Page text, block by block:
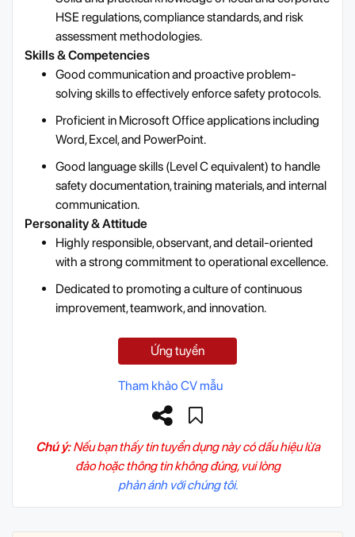
HSE regulations, compliance standards, and risk
assessment methodologies.
Skills & Competencies
Good communication and proactive problem-
solving skills to effectively enforce safety protocols.
Proficient in Microsoft Office applications including
Word, Excel, and PowerPoint.
Good language skills (Level C equivalent) to handle
safety documentation, training materials, and internal
communication.
Personality & Attitude
Highly responsible, observant, and detail-oriented
with a strong commitment to operational excellence.
Dedicated to promoting a culture of continuous
improvement, teamwork, and innovation.
Ứng tuyển
Tham khảo CV mẫu
Chú ý:Nếu bạn thấy tin tuyển dụng này có dấu hiệu lừa
đảo hoặc thông tin không đúng, vui lòng
phản ánh với chúng tôi.